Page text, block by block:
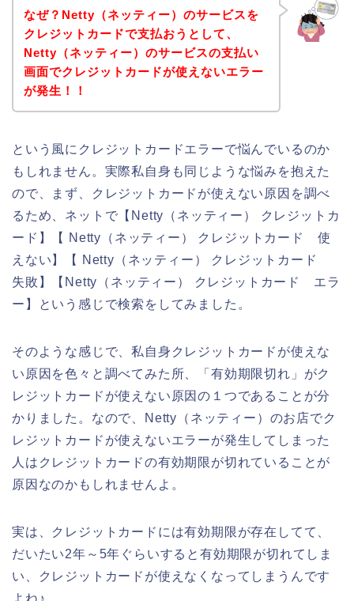
なぜ？Netty（ネッティー）のサービスを
クレジットカードで支払おうとして、
Netty（ネッティー）のサービスの支払い
画面でクレジットカードが使えないエラー
が発生！！
という風にクレジットカードエラーで悩んでいるのか
もしれません。実際私自身も同じような悩みを抱えた
ので、まず、クレジットカードが使えない原因を調べ
るため、ネットで【Netty（ネッティー） クレジットカ
ード】【 Netty（ネッティー） クレジットカード 使
えない】【 Netty（ネッティー） クレジットカード
失敗】【Netty（ネッティー） クレジットカード エラ
ー】という感じで検索をしてみました。
そのような感じで、私自身クレジットカードが使えな
い原因を色々と調べてみた所、「有効期限切れ」がク
レジットカードが使えない原因の１つであることが分
かりました。なので、Netty（ネッティー）のお店でク
レジットカードが使えないエラーが発生してしまった
人はクレジットカードの有効期限が切れていることが
原因なのかもしれませんよ。
実は、クレジットカードには有効期限が存在してて、
だいたい2年～5年ぐらいすると有効期限が切れてしま
い、クレジットカードが使えなくなってしまうんです